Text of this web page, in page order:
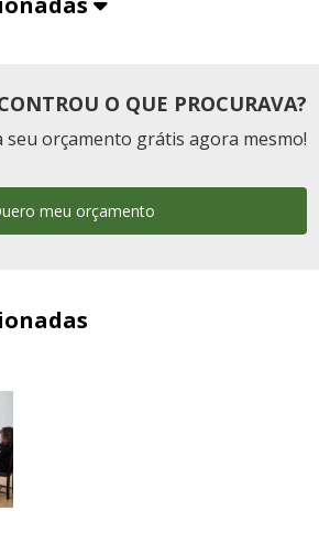
O QUE PROCURAVA?
seu orçamento grátis agora mesmo!
meu orçamento